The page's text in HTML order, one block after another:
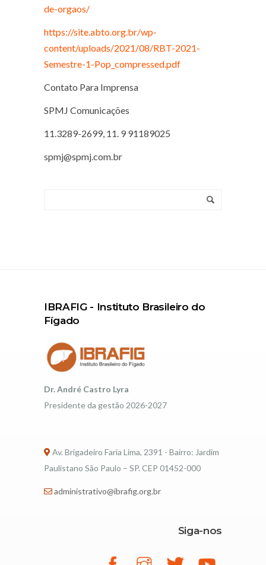
de-orgaos/
https://site.abto.org.br/wp-
content/uploads/2021/08/RBT-2021-
Semestre-1-Pop_compressed.pdf
Contato Para Imprensa
SPMJ Comunicações
11.3289-2699, 11. 9 91189025
spmj@spmj.com.br
IBRAFIG - Instituto Brasileiro do
Fígado
Dr. André Castro Lyra
Presidente da gestão 2026-2027
Av. Brigadeiro Faria Lima, 2391 - Bairro: Jardim
Paulistano São Paulo – SP. CEP 01452-000
administrativo@ibrafig.org.br
Siga-nos